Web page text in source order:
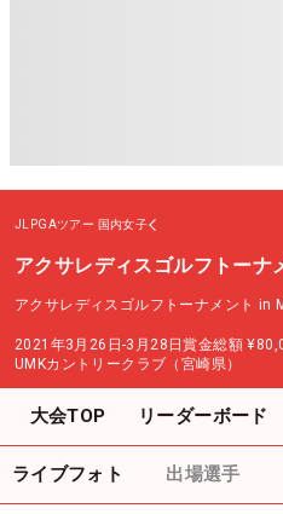
JLPGAツアー 国内女子
アクサレディスゴルフトーナ
アクサレディスゴルフトーナメント in
2021年3月26日-3月28日賞金総額
UMKカントリークラブ（宮崎県）
大会TOP リーダーボード
ライブフォト 出場選手